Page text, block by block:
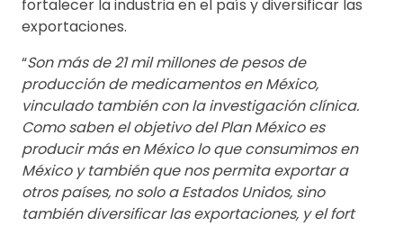
fortalecer la industria en el país y diversificar las
exportaciones.
“Son más de 21 mil millones de pesos de
producción de medicamentos en México,
vinculado también con la investigación clínica.
Como saben el objetivo del Plan México es
producir más en México lo que consumimos en
México y también que nos permita exportar a
otros países, no solo a Estados Unidos, sino
también diversificar las exportaciones, y el fort